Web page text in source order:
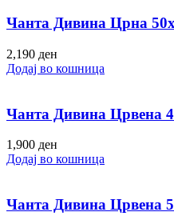
Чанта Дивина Црна
2,190 ден
Додај во кошница
Чанта Дивина Црвена
1,900 ден
Додај во кошница
Чанта Дивина Црвена